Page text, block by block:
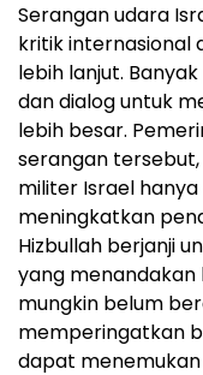
Serangan udara
kritik internasional
lebih lanjut.
dan dialog untuk
lebih besar.
serangan
militer Israel
meningkatkan
Hizbullah berjanji
yang menandakan
mungkin belum
memperingatkan
dapat menemukan